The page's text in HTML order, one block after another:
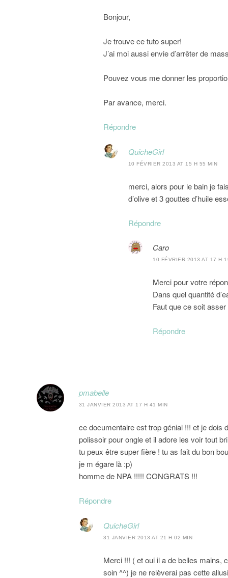
Bonjour,
Je trouve ce tuto super!
J’ai moi aussi envie d’arrêter de
Pouvez vous me donner les
Par avance, merci.
Répondre
QuicheGirl
10 FÉVRIER 2013 AT 15 H 55 MIN
merci, alors pour le bain je
d’olive et 3 gouttes d’huile
Répondre
Caro
10 FÉVRIER 2013 AT 17 H
Merci pour votre
Dans quel quantité
Faut que ce soit
Répondre
pmabelle
31 JANVIER 2013 AT 17 H 41 MIN
ce documentaire est trop génial !!! et je dois
polissoir pour ongle et il adore les voir tout
tu peux être super fière ! tu as fait du bon
je m égare là :p)
homme de NPA !!!!! CONGRATS !!!
Répondre
QuicheGirl
31 JANVIER 2013 AT 21 H 02 MIN
Merci !!! ( et oui il a de belles mains,
soin ^^) je ne relèverai pas cette